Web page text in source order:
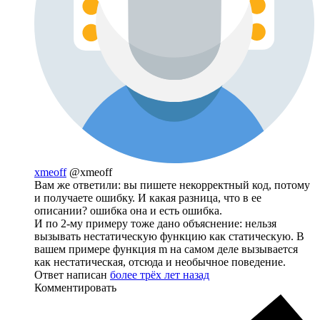
xmeoff @xmeoff
Вам же ответили: вы пишете некорректный код, потому
и получаете ошибку. И какая разница, что в ее
описании? ошибка она и есть ошибка.
И по 2-му примеру тоже дано объяснение: нельзя
вызывать нестатическую функцию как статическую. В
вашем примере функция m на самом деле вызывается
как нестатическая, отсюда и необычное поведение.
Ответ написан более трёх лет назад
Комментировать